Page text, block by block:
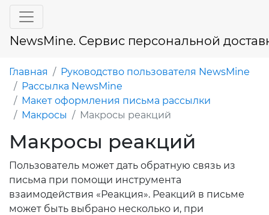
NewsMine. Сервис персональной
Главная
Руководство пользователя NewsMine
Рассылка NewsMine
Макет оформления письма рассылки
Макросы
Макросы реакций
Макросы реакций
Пользователь может дать обратную связь из
письма при помощи инструмента
взаимодействия «Реакция». Реакций в письме
может быть выбрано несколько и, при